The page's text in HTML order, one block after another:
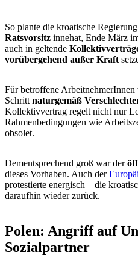
So plante die kroatische
Ratsvorsitz innehat, Ende März
auch in geltende
vorübergehend außer Kraft
Für betroffene ArbeitnehmerInnen
Schritt naturgemäß
Kollektivvertrag regelt nicht nur
Rahmenbedingungen wie
obsolet.
Dementsprechend groß war der
dieses Vorhaben. Auch der
protestierte energisch – die
daraufhin wieder zurück.
Polen: Angriff auf
Sozialpartner